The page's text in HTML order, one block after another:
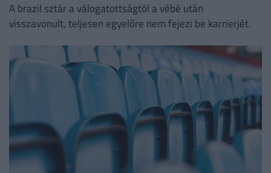
A brazil sztár a válogatottságtól a vébé után
visszavonult, teljesen egyelőre nem fejezi be karrierjét.